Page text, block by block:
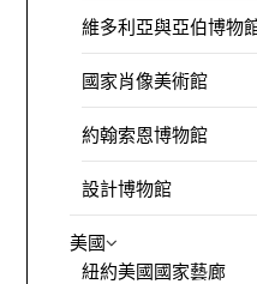
維多利亞與亞伯博物
國家肖像美術館
約翰索恩博物館
設計博物館
美國
紐約美國國家藝廊